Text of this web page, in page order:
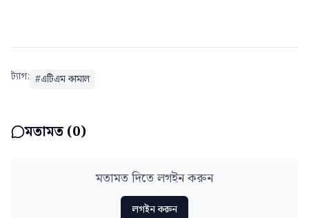
ট্যাগ: #এটিএম কামাল
মতামত (0)
মতামত দিতে লগইন করুন
লগইন করুন